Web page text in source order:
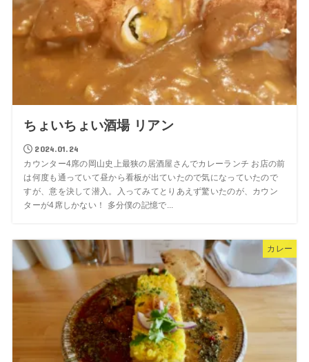
ちょいちょい酒場 リアン
2024.01.24
カウンター4席の岡山史上最狭の居酒屋さんでカレーランチ お店の前
は何度も通っていて昼から看板が出ていたので気になっていたので
すが、意を決して潜入。入ってみてとりあえず驚いたのが、カウン
ターが4席しかない！ 多分僕の記憶で...
カレー